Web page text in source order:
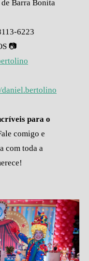
Barra Bonita
6223
📷
daniel.bertolino
para o
comigo e
com toda a